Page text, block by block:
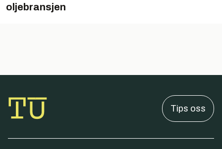
oljebransjen
Tips oss